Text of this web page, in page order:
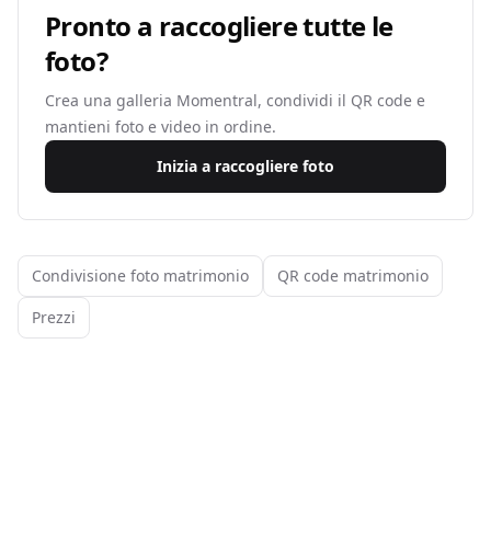
Pronto a raccogliere tutte le
foto?
Crea una galleria Momentral, condividi il QR code e
mantieni foto e video in ordine.
Inizia a raccogliere foto
Condivisione foto matrimonio
QR code matrimonio
Prezzi